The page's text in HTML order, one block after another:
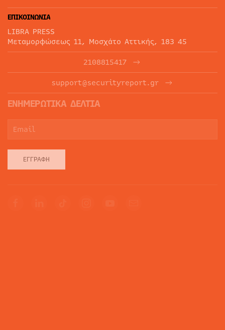
ΕΠΙΚΟΙΝΩΝΙΑ
LIBRA PRESS
Μεταμορφώσεως 11, Μοσχάτο Αττικής, 183 45
2108815417
support@securityreport.gr
ΕΝΗΜΕΡΩΤΙΚΑ ΔΕΛΤΙΑ
ΕΓΓΡΑΦΉ